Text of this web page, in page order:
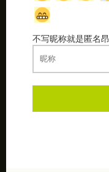
不写昵称就是匿名昂